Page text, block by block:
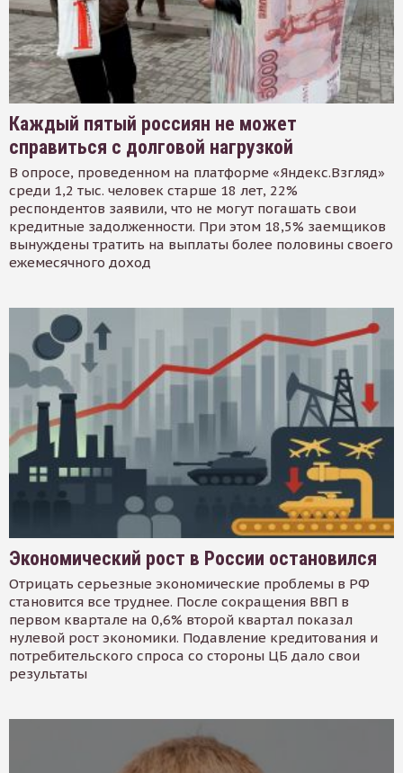
Каждый пятый россиян не может
справиться с долговой нагрузкой
В опросе, проведенном на платформе «Яндекс.Взгляд»
среди 1,2 тыс. человек старше 18 лет, 22%
респондентов заявили, что не могут погашать свои
кредитные задолженности. При этом 18,5% заемщиков
вынуждены тратить на выплаты более половины своего
ежемесячного доход
Экономический рост в России остановился
Отрицать серьезные экономические проблемы в РФ
становится все труднее. После сокращения ВВП в
первом квартале на 0,6% второй квартал показал
нулевой рост экономики. Подавление кредитования и
потребительского спроса со стороны ЦБ дало свои
результаты